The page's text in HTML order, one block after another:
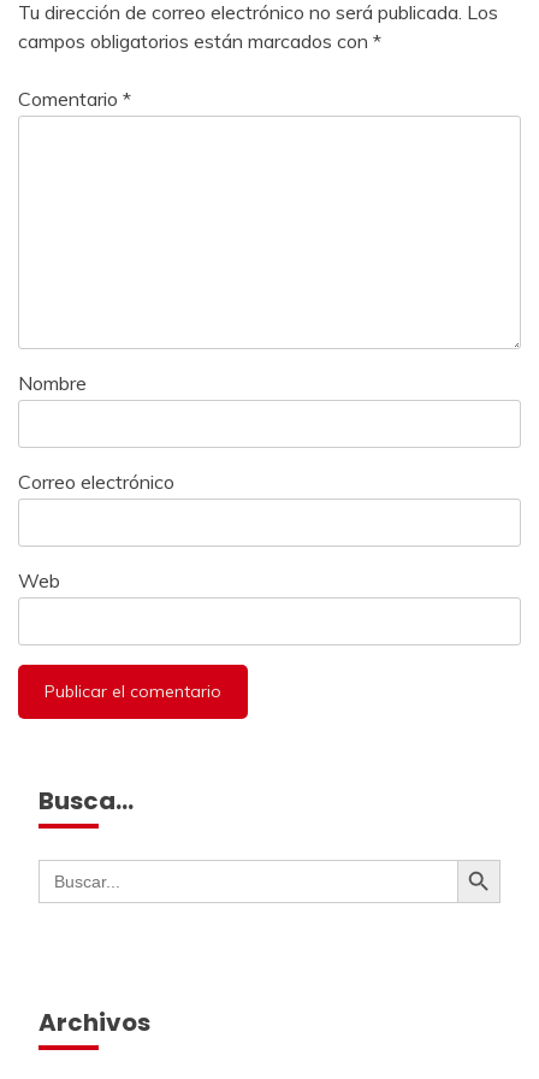
Tu dirección de correo electrónico no será publicada. Los
campos obligatorios están marcados con *
Comentario *
Nombre
Correo electrónico
Web
Busca…
Buscar: Botón de búsqueda
Archivos